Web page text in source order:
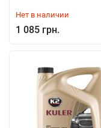
Нет в наличии
1 085 грн.